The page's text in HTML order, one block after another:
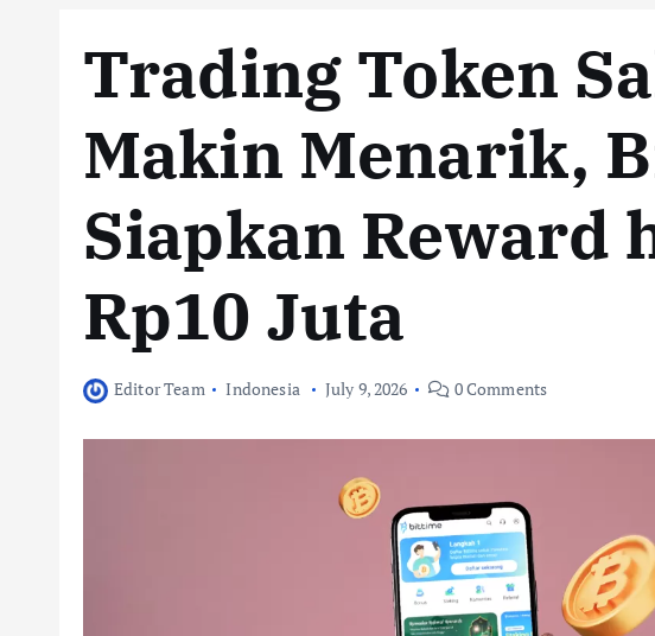
Trading Token
Makin Menarik,
Siapkan Reward
Rp10 Juta
Editor Team Indonesia July 9, 2026 0 Comments